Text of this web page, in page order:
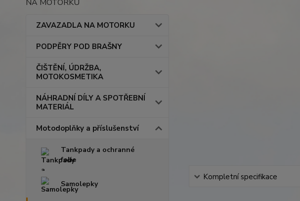
NA MOTORKU
ZAVAZADLA NA MOTORKU
PODPĚRY POD BRAŠNY
ČIŠTĚNÍ, ÚDRŽBA,
MOTOKOSMETIKA
NÁHRADNÍ DÍLY A SPOTŘEBNÍ
MATERIÁL
Motodoplňky a příslušenství
Tankpady a ochranné
folie
Samolepky
Kompletní specifikace